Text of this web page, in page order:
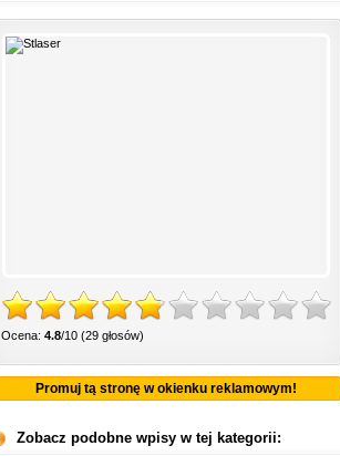
Ocena: 4.8/10 (29 głosów)
Promuj tą stronę w okienku reklamowym!
Zobacz podobne wpisy w tej kategorii: